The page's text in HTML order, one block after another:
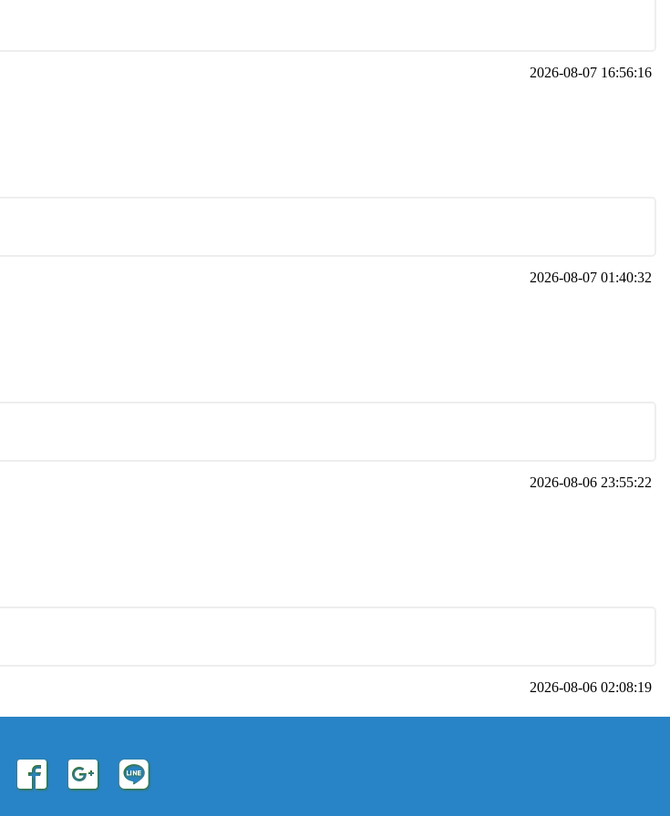
2026-08-07 16:56:16
2026-08-07 01:40:32
2026-08-06 23:55:22
2026-08-06 02:08:19